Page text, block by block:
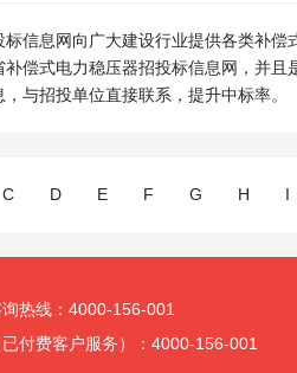
信息网向广大建设行业提供各类补
偿式电力稳压器招投标信息网，并
与招投单位直接联系，提升中标率。
C D E F G H I
热线：4000-156-001
付费客户服务）：4000-156-001